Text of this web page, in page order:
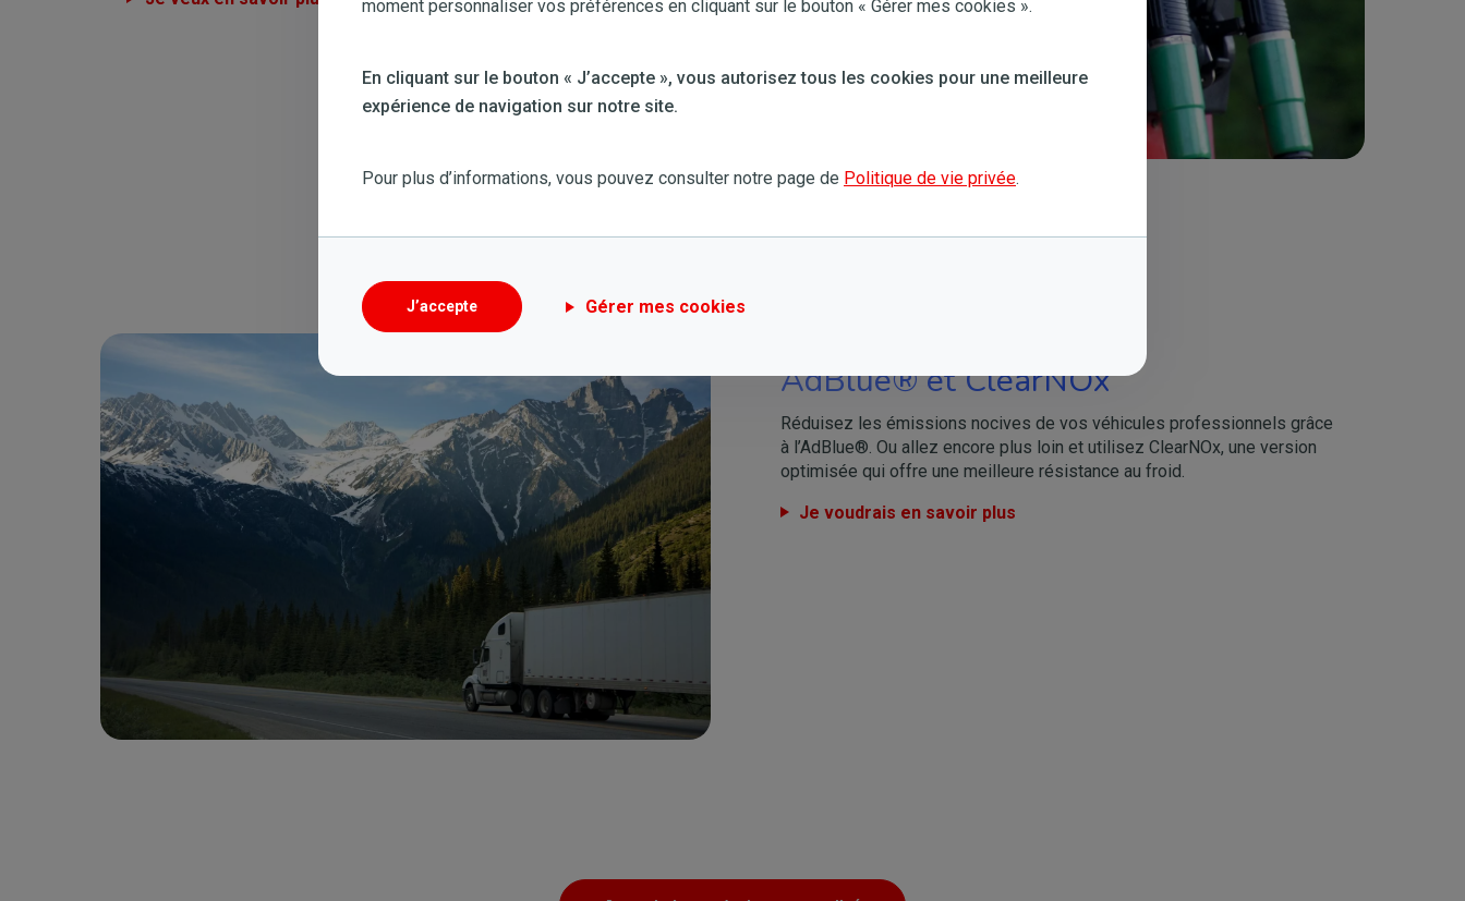
Image
AdBlue® et ClearNOx
Réduisez les émissions nocives de vos véhicules professionnels grâce
à l’AdBlue®. Ou allez encore plus loin et utilisez ClearNOx, une version
optimisée qui offre une meilleure résistance au froid.
Je voudrais en savoir plus
moment personnaliser vos préférences en cliquant sur le bouton « Gérer mes cookies ».
En cliquant sur le bouton « J’accepte », vous autorisez tous les cookies pour une meilleure
expérience de navigation sur notre site.
Pour plus d’informations, vous pouvez consulter notre page de Politique de vie privée.
J’accepte Gérer mes cookies